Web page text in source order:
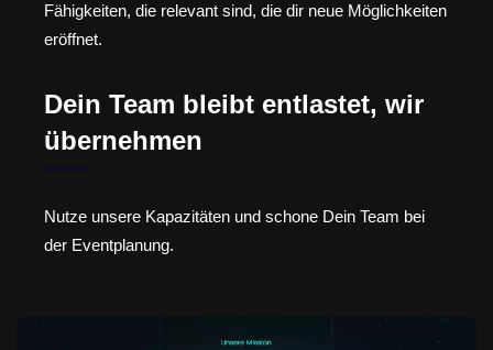
Fähigkeiten, die relevant sind, die dir neue Möglichkeiten
eröffnet.
Dein Team bleibt entlastet, wir
übernehmen
Nutze unsere Kapazitäten und schone Dein Team bei
der Eventplanung.